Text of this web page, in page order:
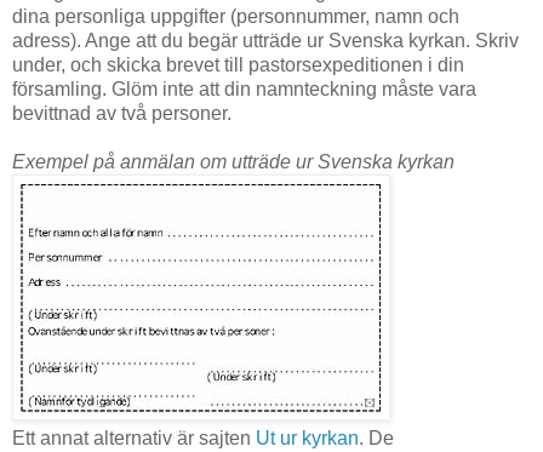
dina personliga uppgifter (personnummer, namn och
adress). Ange att du begär utträde ur Svenska kyrkan. Skriv
under, och skicka brevet till pastorsexpeditionen i din
församling. Glöm inte att din namnteckning måste vara
bevittnad av två personer.
Exempel på anmälan om utträde ur Svenska kyrkan
Ett annat alternativ är sajten Ut ur kyrkan. De